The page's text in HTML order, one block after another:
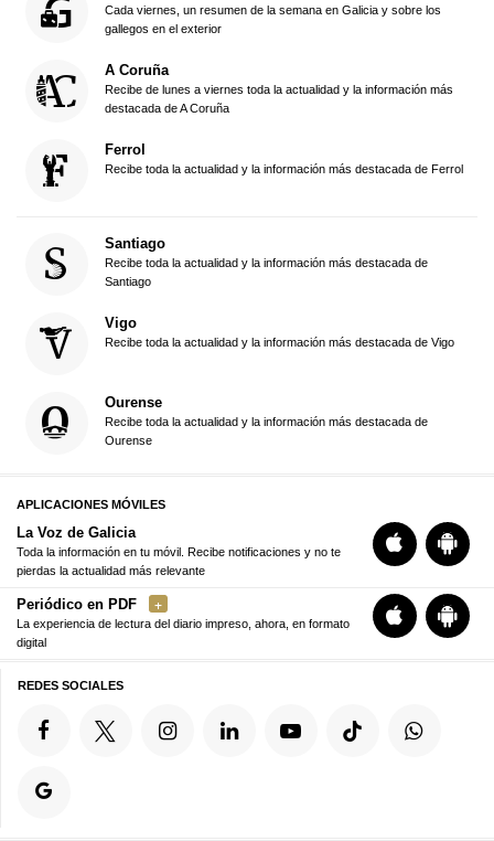
Cada viernes, un resumen de la semana en Galicia y sobre los
gallegos en el exterior
A Coruña
Recibe de lunes a viernes toda la actualidad y la información más
destacada de A Coruña
Ferrol
Recibe toda la actualidad y la información más destacada de Ferrol
Santiago
Recibe toda la actualidad y la información más destacada de
Santiago
Vigo
Recibe toda la actualidad y la información más destacada de Vigo
Ourense
Recibe toda la actualidad y la información más destacada de
Ourense
APLICACIONES MÓVILES
La Voz de Galicia
Toda la información en tu móvil. Recibe notificaciones y no te
pierdas la actualidad más relevante
Periódico en PDF
La experiencia de lectura del diario impreso, ahora, en formato
digital
REDES SOCIALES